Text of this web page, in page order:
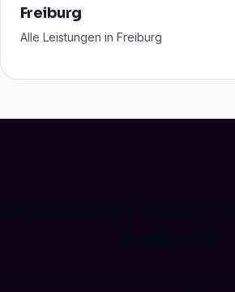
Freiburg
Alle Leistungen in Freiburg